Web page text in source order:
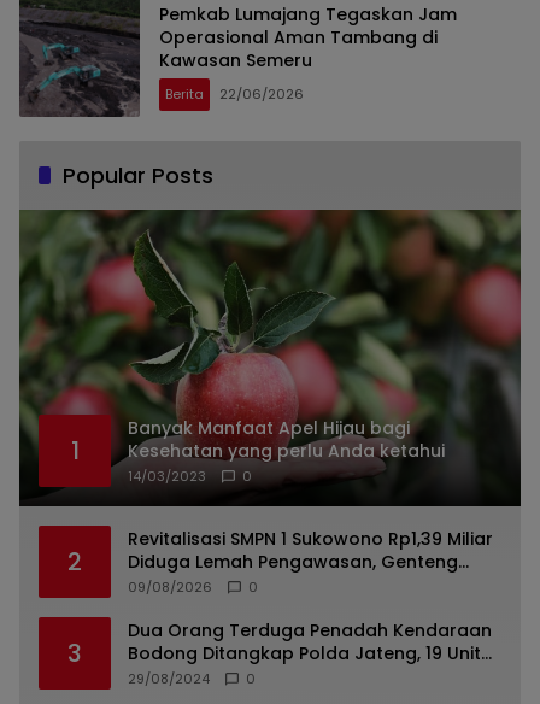
Pemkab Lumajang Tegaskan Jam
Operasional Aman Tambang di
Kawasan Semeru
Berita 22/06/2026
Popular Posts
1
Banyak Manfaat Apel Hijau bagi
Kesehatan yang perlu Anda ketahui
14/03/2023 0
2
Revitalisasi SMPN 1 Sukowono Rp1,39 Miliar
Diduga Lemah Pengawasan, Genteng
Lama Dipakai, APD Pekerja Dipertanyakan
09/08/2026 0
3
Dua Orang Terduga Penadah Kendaraan
Bodong Ditangkap Polda Jateng, 19 Unit
Roda Empat Diamankan
29/08/2024 0